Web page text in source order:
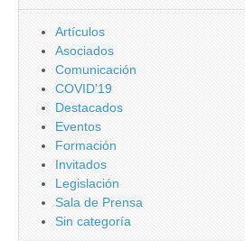
Artículos
Asociados
Comunicación
COVID'19
Destacados
Eventos
Formación
Invitados
Legislación
Sala de Prensa
Sin categoría